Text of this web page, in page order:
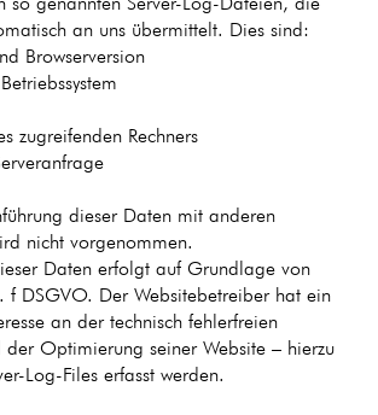
an uns übermittelt. Dies sind:
Browserversion
zugreifenden Rechners
dieser Daten mit anderen
nicht vorgenommen.
Daten erfolgt auf Grundlage von
DSGVO. Der Websitebetreiber hat ein
an der technisch fehlerfreien
der Optimierung seiner Website – hierzu
Log-Files erfasst werden.